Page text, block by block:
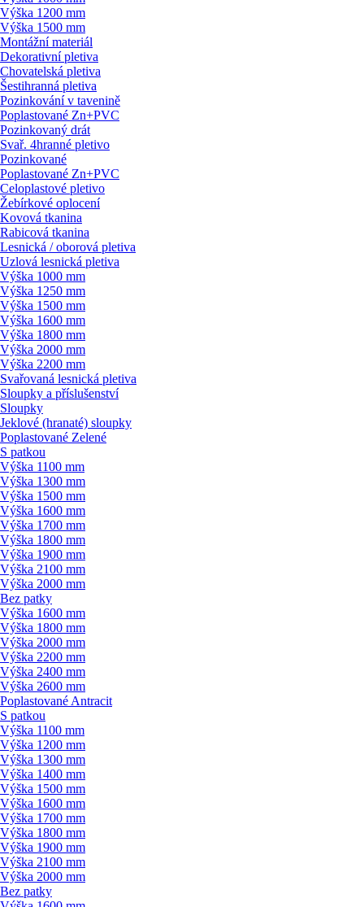
Výška 1200 mm
Výška 1500 mm
Montážní materiál
Dekorativní pletiva
Chovatelská pletiva
Šestihranná pletiva
Pozinkování v tavenině
Poplastované Zn+PVC
Pozinkovaný drát
Svař. 4hranné pletivo
Pozinkované
Poplastované Zn+PVC
Celoplastové pletivo
Žebírkové oplocení
Kovová tkanina
Rabicová tkanina
Lesnická / oborová pletiva
Uzlová lesnická pletiva
Výška 1000 mm
Výška 1250 mm
Výška 1500 mm
Výška 1600 mm
Výška 1800 mm
Výška 2000 mm
Výška 2200 mm
Svařovaná lesnická pletiva
Sloupky a příslušenství
Sloupky
Jeklové (hranaté) sloupky
Poplastované Zelené
S patkou
Výška 1100 mm
Výška 1300 mm
Výška 1500 mm
Výška 1600 mm
Výška 1700 mm
Výška 1800 mm
Výška 1900 mm
Výška 2100 mm
Výška 2000 mm
Bez patky
Výška 1600 mm
Výška 1800 mm
Výška 2000 mm
Výška 2200 mm
Výška 2400 mm
Výška 2600 mm
Poplastované Antracit
S patkou
Výška 1100 mm
Výška 1200 mm
Výška 1300 mm
Výška 1400 mm
Výška 1500 mm
Výška 1600 mm
Výška 1700 mm
Výška 1800 mm
Výška 1900 mm
Výška 2100 mm
Výška 2000 mm
Bez patky